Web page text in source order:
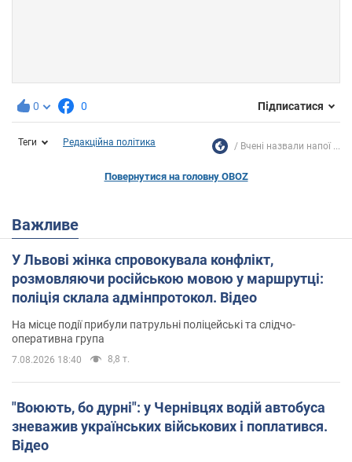
0 0 Підписатися
Теги Редакційна політика Вчені назвали напої ...
Повернутися на головну OBOZ
Важливе
У Львові жінка спровокувала конфлікт,
розмовляючи російською мовою у маршрутці:
поліція склала адмінпротокол. Відео
На місце події прибули патрульні поліцейські та слідчо-
оперативна група
7.08.2026 18:40 8,8 т.
"Воюють, бо дурні": у Чернівцях водій автобуса
зневажив українських військових і поплатився.
Відео